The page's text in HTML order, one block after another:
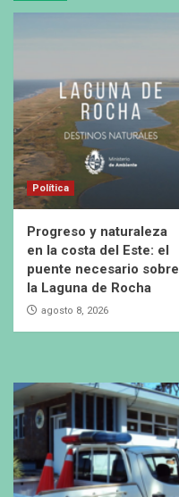
Política
Progreso y naturaleza
en la costa del Este: el
puente necesario sobre
la Laguna de Rocha
agosto 8, 2026